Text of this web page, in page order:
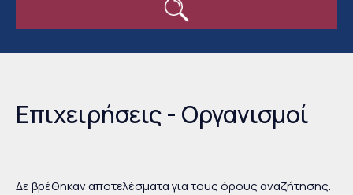
Επιχειρήσεις - Οργανισμοί
Δε βρέθηκαν αποτελέσματα για τους όρους αναζήτησης.